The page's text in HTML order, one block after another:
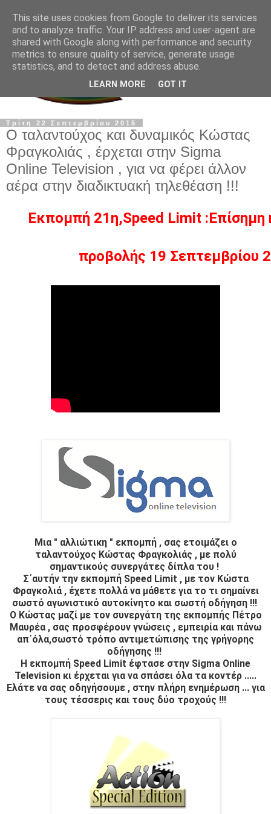
Τρίτη 22 Σεπτεμβρίου 2015
Ο ταλαντούχος και δυναμικός Κώστας
Φραγκολιάς , έρχεται στην Sigma
Online Television , για να φέρει άλλον
αέρα στην διαδικτυακή τηλεθέαση !!!
Εκπομπή 21η,Speed Limit :Επίσημη
προβολής 19 Σεπτεμβρίου
Μια " αλλιώτικη " εκπομπή , σας ετοιμάζει ο
ταλαντούχος Κώστας Φραγκολιάς , με πολύ
σημαντικούς συνεργάτες δίπλα του !
Σ΄αυτήν την εκπομπή Speed Limit , με τον Κώστα
Φραγκολιά , έχετε πολλά να μάθετε για το τι σημαίνει
σωστό αγωνιστικό αυτοκίνητο και σωστή οδήγηση !!!
Ο Κώστας μαζί με τον συνεργάτη της εκπομπής Πέτρο
Μαυρέα , σας προσφέρουν γνώσεις , εμπειρία και πάνω
απ΄όλα,σωστό τρόπο αντιμετώπισης της γρήγορης
οδήγησης !!!
Η εκπομπή Speed Limit έφτασε στην Sigma Online
Television κι έρχεται για να σπάσει όλα τα κοντέρ .....
Ελάτε να σας οδηγήσουμε , στην πλήρη ενημέρωση ... για
τους τέσσερις και τους δύο τροχούς !!!
This site uses cookies from Google to deliver its services
and to analyze traffic. Your IP address and user-agent are
shared with Google along with performance and security
metrics to ensure quality of service, generate usage
statistics, and to detect and address abuse.
LEARN MORE GOT IT